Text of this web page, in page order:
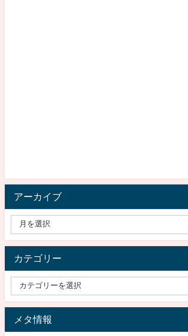
アーカイブ
カテゴリー
メタ情報